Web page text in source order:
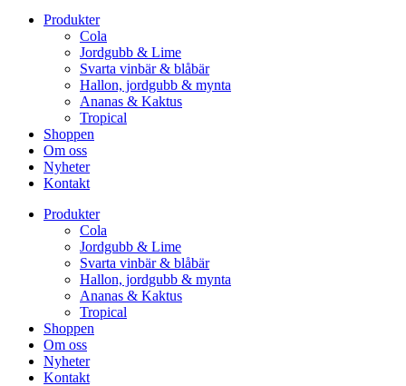
Produkter
Cola
Jordgubb & Lime
Svarta vinbär & blåbär
Hallon, jordgubb & mynta
Ananas & Kaktus
Tropical
Shoppen
Om oss
Nyheter
Kontakt
Produkter
Cola
Jordgubb & Lime
Svarta vinbär & blåbär
Hallon, jordgubb & mynta
Ananas & Kaktus
Tropical
Shoppen
Om oss
Nyheter
Kontakt